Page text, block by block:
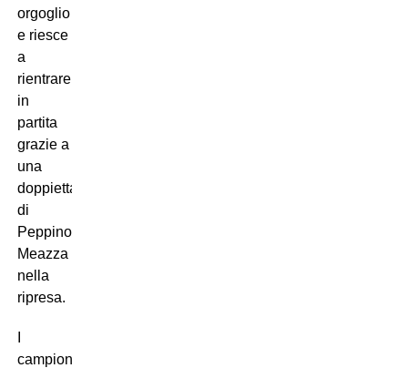
orgoglio
e riesce
a
rientrare
in
partita
grazie a
una
doppietta
di
Peppino
Meazza
nella
ripresa.
campioni